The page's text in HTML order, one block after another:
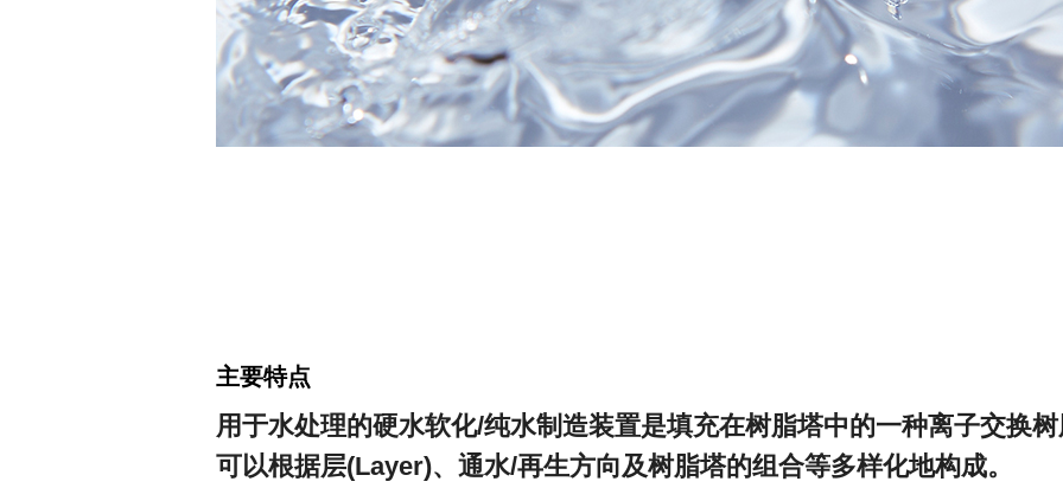
主要特点
用于水处理的硬水软化/纯水制造装置是填充在树脂塔中的一种离子交换
可以根据层(Layer)、通水/再生方向及树脂塔的组合等多样化地构成。